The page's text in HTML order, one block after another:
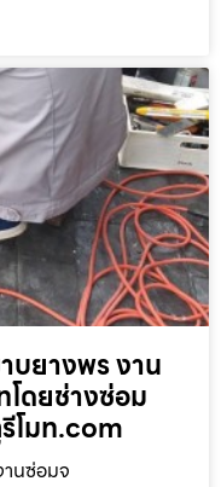
บยางพร งาน
โดยช่างซ่อม
โมท.com
านซ่อมจ